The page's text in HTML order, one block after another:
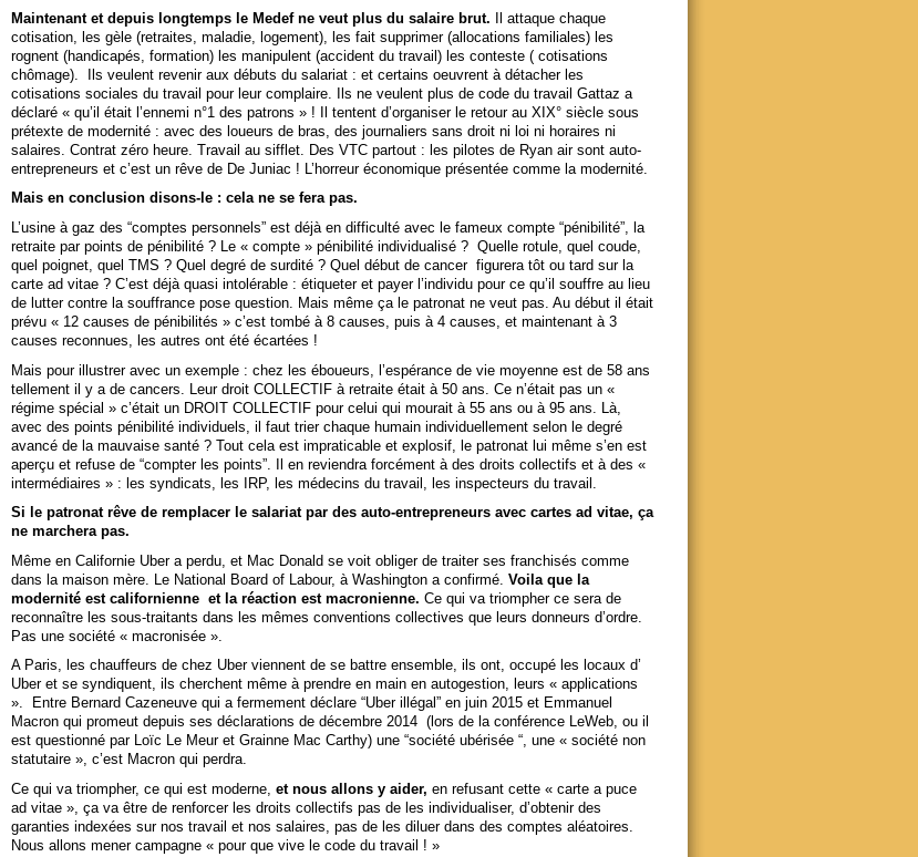
Maintenant et depuis longtemps le Medef ne veut plus du salaire brut.
Il attaque chaque
cotisation, les gèle (retraites, maladie, logement), les fait supprimer (allocations familiales) les
rognent (handicapés, formation) les manipulent (accident du travail) les conteste ( cotisations
chômage). Ils veulent revenir aux débuts du salariat : et certains oeuvrent à détacher les
cotisations sociales du travail pour leur complaire. Ils ne veulent plus de code du travail Gattaz a
déclaré « qu’il était l’ennemi n°1 des patrons » ! Il tentent d’organiser le retour au XIX° siècle sous
prétexte de modernité : avec des loueurs de bras, des journaliers sans droit ni loi ni horaires ni
salaires. Contrat zéro heure. Travail au sifflet. Des VTC partout : les pilotes de Ryan air sont auto-
entrepreneurs et c’est un rêve de De Juniac ! L’horreur économique présentée comme la modernité.
Mais en conclusion disons-le : cela ne se fera pas.
L’usine à gaz des “comptes personnels” est déjà en difficulté avec le fameux compte “pénibilité”, la
retraite par points de pénibilité ? Le « compte » pénibilité individualisé ? Quelle rotule, quel coude,
quel poignet, quel TMS ? Quel degré de surdité ? Quel début de cancer figurera tôt ou tard sur la
carte ad vitae ? C’est déjà quasi intolérable : étiqueter et payer l’individu pour ce qu’il souffre au lieu
de lutter contre la souffrance pose question. Mais même ça le patronat ne veut pas. Au début il était
prévu « 12 causes de pénibilités » c’est tombé à 8 causes, puis à 4 causes, et maintenant à 3
causes reconnues, les autres ont été écartées !
Mais pour illustrer avec un exemple : chez les éboueurs, l’espérance de vie moyenne est de 58 ans
tellement il y a de cancers. Leur droit COLLECTIF à retraite était à 50 ans. Ce n’était pas un «
régime spécial » c’était un DROIT COLLECTIF pour celui qui mourait à 55 ans ou à 95 ans. Là,
avec des points pénibilité individuels, il faut trier chaque humain individuellement selon le degré
avancé de la mauvaise santé ? Tout cela est impraticable et explosif, le patronat lui même s’en est
aperçu et refuse de “compter les points”. Il en reviendra forcément à des droits collectifs et à des «
intermédiaires » : les syndicats, les IRP, les médecins du travail, les inspecteurs du travail.
Si le patronat rêve de remplacer le salariat par des auto-entrepreneurs avec cartes ad vitae, ça
ne marchera pas.
Même en Californie Uber a perdu, et Mac Donald se voit obliger de traiter ses franchisés comme
dans la maison mère. Le National Board of Labour, à Washington a confirmé. Voila que la
modernité est californienne et la réaction est macronienne. Ce qui va triompher ce sera de
reconnaître les sous-traitants dans les mêmes conventions collectives que leurs donneurs d’ordre.
Pas une société « macronisée ».
A Paris, les chauffeurs de chez Uber viennent de se battre ensemble, ils ont, occupé les locaux d’
Uber et se syndiquent, ils cherchent même à prendre en main en autogestion, leurs « applications
». Entre Bernard Cazeneuve qui a fermement déclare “Uber illégal” en juin 2015 et Emmanuel
Macron qui promeut depuis ses déclarations de décembre 2014 (lors de la conférence LeWeb, ou il
est questionné par Loïc Le Meur et Grainne Mac Carthy) une “société ubérisée “, une « société non
statutaire », c’est Macron qui perdra.
Ce qui va triompher, ce qui est moderne, et nous allons y aider, en refusant cette « carte a puce
ad vitae », ça va être de renforcer les droits collectifs pas de les individualiser, d’obtenir des
garanties indexées sur nos travail et nos salaires, pas de les diluer dans des comptes aléatoires.
Nous allons mener campagne « pour que vive le code du travail ! »